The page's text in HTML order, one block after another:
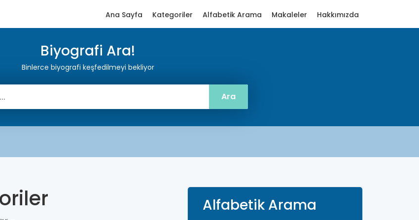
Ana Sayfa Kategoriler Alfabetik Arama Makaleler Hakkımızda
Biyografi Ara!
Binlerce biyografi keşfedilmeyi bekliyor
Alfabetik Arama